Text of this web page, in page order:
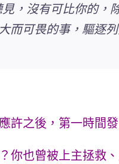
，沒有可比你的，
而可畏的事，驅逐
許之後，第一時間
你也曾被上主拯救